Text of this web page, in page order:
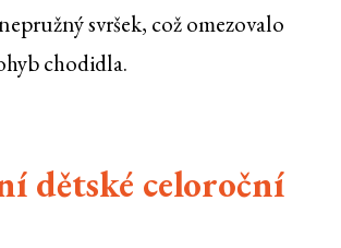
svršek, což omezovalo
chodidla.
dětské celoroční